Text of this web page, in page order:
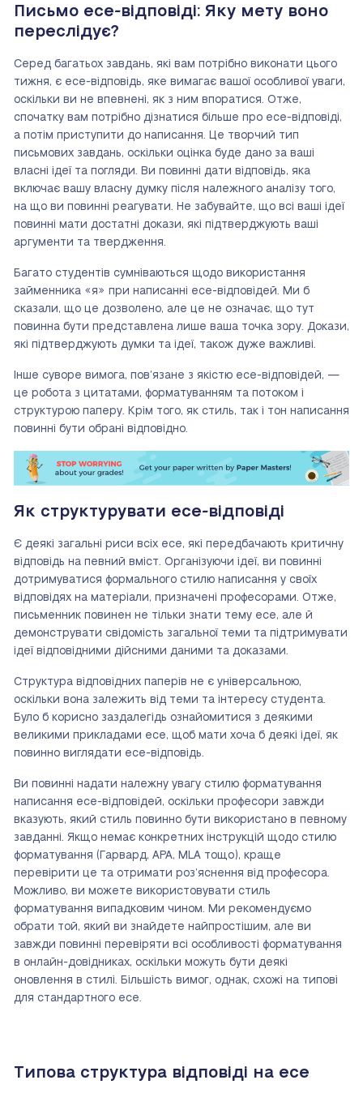
Письмо есе-відповіді: Яку мету воно
переслідує?
Серед багатьох завдань, які вам потрібно виконати цього
тижня, є есе-відповідь, яке вимагає вашої особливої уваги,
оскільки ви не впевнені, як з ним впоратися. Отже,
спочатку вам потрібно дізнатися більше про есе-відповіді,
а потім приступити до написання. Це творчий тип
письмових завдань, оскільки оцінка буде дано за ваші
власні ідеї та погляди. Ви повинні дати відповідь, яка
включає вашу власну думку після належного аналізу того,
на що ви повинні реагувати. Не забувайте, що всі ваші ідеї
повинні мати достатні докази, які підтверджують ваші
аргументи та твердження.
Багато студентів сумніваються щодо використання
займенника «я» при написанні есе-відповідей. Ми б
сказали, що це дозволено, але це не означає, що тут
повинна бути представлена лише ваша точка зору. Докази,
які підтверджують думки та ідеї, також дуже важливі.
Інше суворе вимога, пов’язане з якістю есе-відповідей, —
це робота з цитатами, форматуванням та потоком і
структурою паперу. Крім того, як стиль, так і тон написання
повинні бути обрані відповідно.
Як структурувати есе-відповіді
Є деякі загальні риси всіх есе, які передбачають критичну
відповідь на певний вміст. Організуючи ідеї, ви повинні
дотримуватися формального стилю написання у своїх
відповідях на матеріали, призначені професорами. Отже,
письменник повинен не тільки знати тему есе, але й
демонструвати свідомість загальної теми та підтримувати
ідеї відповідними дійсними даними та доказами.
Структура відповідних паперів не є універсальною,
оскільки вона залежить від теми та інтересу студента.
Було б корисно заздалегідь ознайомитися з деякими
великими прикладами есе, щоб мати хоча б деякі ідеї, як
повинно виглядати есе-відповідь.
Ви повинні надати належну увагу стилю форматування
написання есе-відповідей, оскільки професори завжди
вказують, який стиль повинно бути використано в певному
завданні. Якщо немає конкретних інструкцій щодо стилю
форматування (Гарвард, APA, MLA тощо), краще
перевірити це та отримати роз’яснення від професора.
Можливо, ви можете використовувати стиль
форматування випадковим чином. Ми рекомендуємо
обрати той, який ви знайдете найпростішим, але ви
завжди повинні перевіряти всі особливості форматування
в онлайн-довідниках, оскільки можуть бути деякі
оновлення в стилі. Більшість вимог, однак, схожі на типові
для стандартного есе.
Типова структура відповіді на есе